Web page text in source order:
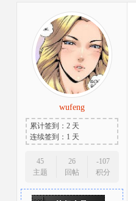
wufeng
累计签到：2 天
连续签到：1 天
45
主题
26
回帖
-107
积分